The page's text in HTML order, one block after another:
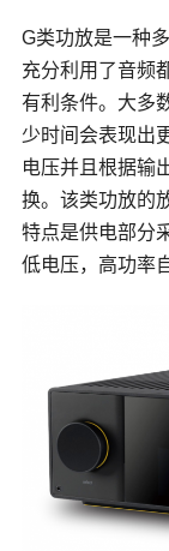
G类功放是一种
充分利用了音频
有利条件。大多
少时间会表现出
电压并且根据输
换。该类功放的
特点是供电部分
低电压，高功率